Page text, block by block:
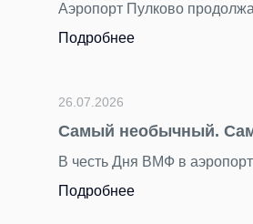
Аэропорт Пулково
Подробнее
26.07.2026
Самый необычный.
В честь Дня ВМФ в
Подробнее